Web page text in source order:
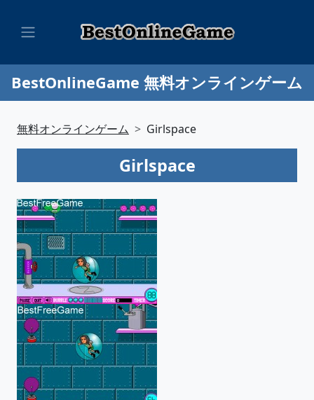
BestOnlineGame 無料オンラインゲーム
無料オンラインゲーム Girlspace
Girlspace